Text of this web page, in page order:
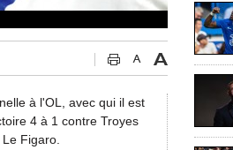
à l'OL, avec qui il est
4 à 1 contre Troyes
Figaro.